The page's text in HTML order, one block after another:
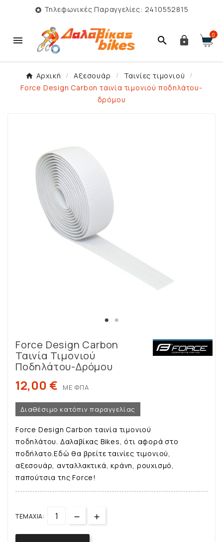
 Τηλεφωνικές Παραγγελίες: 2410552815
   0
Αρχική Αξεσουάρ
Ταινίες τιμονιού
Force Design Carbon ταινία τιμονιού ποδηλάτου-
δρόμου
Force Design Carbon
Ταινία Τιμονιού
Ποδηλάτου-Δρόμου
12,00 € ΜΕ ΦΠΑ
Διαθέσιμο κατόπιν παραγγελίας
Force Design Carbon ταινία τιμονιού
ποδηλάτου. Δαλαβίκας Bikes, ότι αφορά στο
ποδήλατο.Εδώ θα βρείτε ταινίες τιμονιού,
αξεσουάρ, ανταλλακτικά, κράνη, ρουχισμό,
παπούτσια της Force!
ΤΕΜΆΧΙΑ: